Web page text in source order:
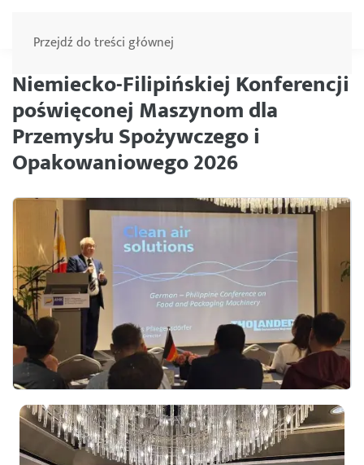
Przejdź do treści głównej
Niemiecko-Filipińskiej Konferencji
poświęconej Maszynom dla
Przemysłu Spożywczego i
Opakowaniowego 2026